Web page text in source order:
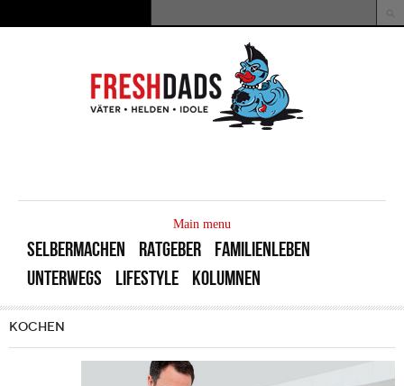
Suchformular
Main menu
SELBERMACHEN RATGEBER
FAMILIENLEBEN
UNTERWEGS
LIFESTYLE KOLUMNEN
KOCHEN